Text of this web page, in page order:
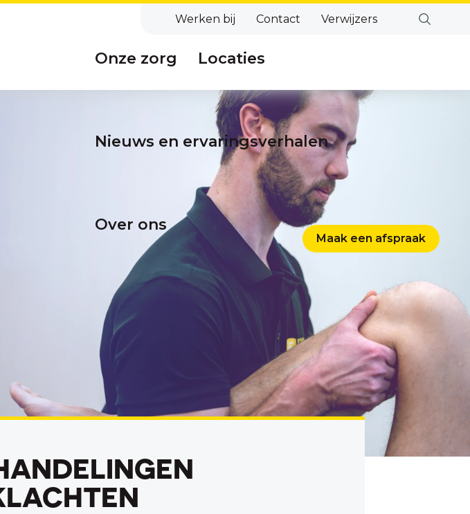
Onze zorg Locaties
Nieuws en ervaringsverhalen
Over ons
Maak een afspraak
Werken bij Contact Verwijzers